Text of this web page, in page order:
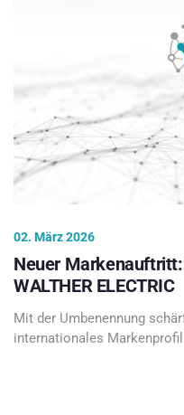
02. März 2026
Neuer Markenauftritt:
WALTHER ELECTRIC
Mit der Umbenennung
internationales Markenprofil